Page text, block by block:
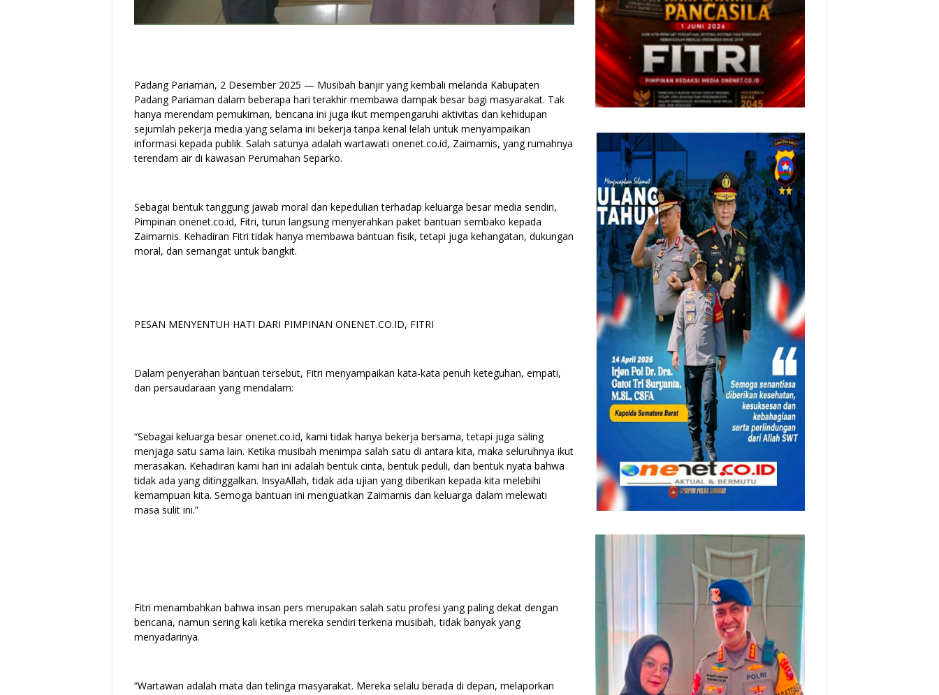
Padang Pariaman, 2 Desember 2025 — Musibah banjir yang kembali melanda Kabupaten
Padang Pariaman dalam beberapa hari terakhir membawa dampak besar bagi masyarakat. Tak
hanya merendam pemukiman, bencana ini juga ikut mempengaruhi aktivitas dan kehidupan
sejumlah pekerja media yang selama ini bekerja tanpa kenal lelah untuk menyampaikan
informasi kepada publik. Salah satunya adalah wartawati onenet.co.id, Zaimarnis, yang rumahnya
terendam air di kawasan Perumahan Separko.
Sebagai bentuk tanggung jawab moral dan kepedulian terhadap keluarga besar media sendiri,
Pimpinan onenet.co.id, Fitri, turun langsung menyerahkan paket bantuan sembako kepada
Zaimarnis. Kehadiran Fitri tidak hanya membawa bantuan fisik, tetapi juga kehangatan, dukungan
moral, dan semangat untuk bangkit.
PESAN MENYENTUH HATI DARI PIMPINAN ONENET.CO.ID, FITRI
Dalam penyerahan bantuan tersebut, Fitri menyampaikan kata-kata penuh keteguhan, empati,
dan persaudaraan yang mendalam:
“Sebagai keluarga besar onenet.co.id, kami tidak hanya bekerja bersama, tetapi juga saling
menjaga satu sama lain. Ketika musibah menimpa salah satu di antara kita, maka seluruhnya ikut
merasakan. Kehadiran kami hari ini adalah bentuk cinta, bentuk peduli, dan bentuk nyata bahwa
tidak ada yang ditinggalkan. InsyaAllah, tidak ada ujian yang diberikan kepada kita melebihi
kemampuan kita. Semoga bantuan ini menguatkan Zaimarnis dan keluarga dalam melewati
masa sulit ini.”
Fitri menambahkan bahwa insan pers merupakan salah satu profesi yang paling dekat dengan
bencana, namun sering kali ketika mereka sendiri terkena musibah, tidak banyak yang
menyadarinya.
“Wartawan adalah mata dan telinga masyarakat. Mereka selalu berada di depan, melaporkan